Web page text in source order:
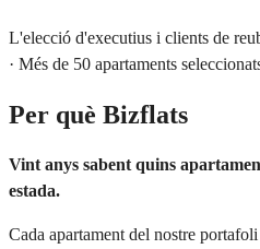
L'elecció d'executius i clients de
· Més de 50 apartaments
Per què Bizflats
Vint anys sabent quins
estada.
Cada apartament del nostre